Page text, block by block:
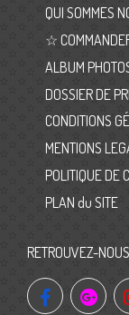
QUI SOMMES
☆
ALBUM
DOSSIER DE
CONDITIONS
MENTIONS
POLITIQUE DE
PLAN du SITE
RETROUVEZ-